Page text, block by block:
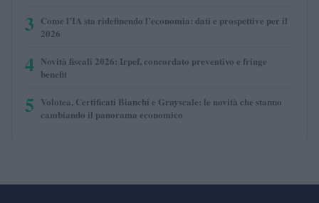
3 Come l’IA sta ridefinendo l’economia: dati e prospettive per il
2026
4 Novità fiscali 2026: Irpef, concordato preventivo e fringe
benefit
5 Volotea, Certificati Bianchi e Grayscale: le novità che stanno
cambiando il panorama economico